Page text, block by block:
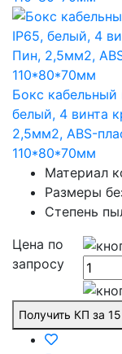
Бокс кабельный
белый, 4 винта
2,5мм2, ABS-
110*80*70мм
Материал
Размеры
Степень
Цена по
запросу
Получить КП за